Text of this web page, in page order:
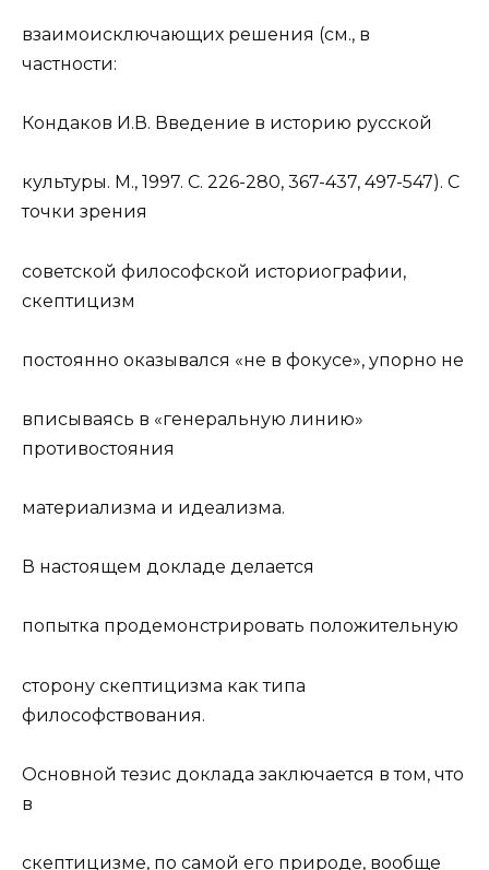
взаимоисключающих решения (см., в
частности:
Кондаков И.В. Введение в историю русской
культуры. М., 1997. С. 226-280, 367-437, 497-547). С
точки зрения
советской философской историографии,
скептицизм
постоянно оказывался «не в фокусе», упорно не
вписываясь в «генеральную линию»
противостояния
материализма и идеализма.
В настоящем докладе делается
попытка продемонстрировать положительную
сторону скептицизма как типа
философствования.
Основной тезис доклада заключается в том, что
в
скептицизме, по самой его природе, вообще